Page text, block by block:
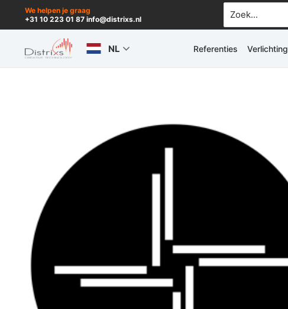
inhoud
We helpen je graag
+31 10 223 01 87 info@distrixs.nl
Zoek
naar:
NL Referenties Verlichting